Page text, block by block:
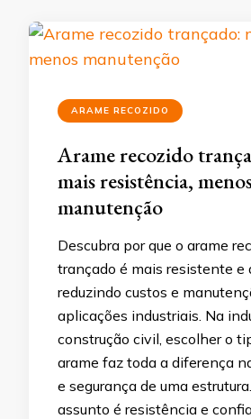
ARAME RECOZIDO
Arame recozido
mais resistência,
manutenção
Descubra por que o arame
trançado é mais resistente e
reduzindo custos e
aplicações industriais. Na
construção civil, escolher o
arame faz toda a diferença
e segurança de uma
assunto é resistência e